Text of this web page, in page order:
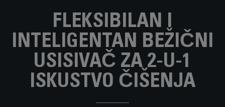
FLEKSIBILAN I
INTELIGENTAN BEŽIČNI
USISIVAČ ZA 2-U-1
ISKUSTVO ČIŠENJA